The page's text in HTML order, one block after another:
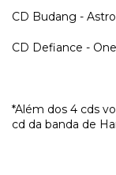
CD Budang -
CD Defiance -
*Além dos 4 cds
cd da banda de